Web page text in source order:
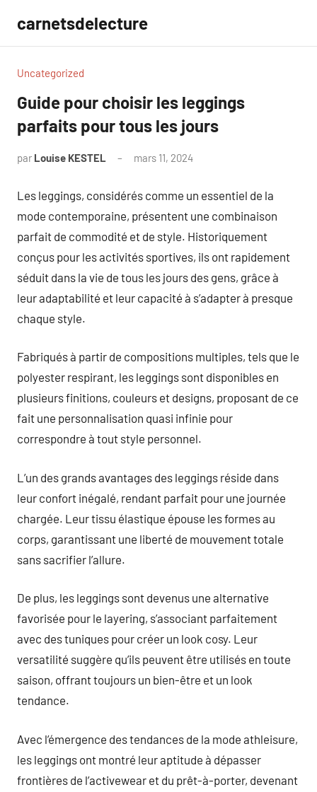
contenu
carnetsdelecture
Uncategorized
Guide pour choisir les leggings
parfaits pour tous les jours
par Louise KESTEL mars 11, 2024
Les leggings, considérés comme un essentiel de la
mode contemporaine, présentent une combinaison
parfait de commodité et de style. Historiquement
conçus pour les activités sportives, ils ont rapidement
séduit dans la vie de tous les jours des gens, grâce à
leur adaptabilité et leur capacité à s’adapter à presque
chaque style.
Fabriqués à partir de compositions multiples, tels que le
polyester respirant, les leggings sont disponibles en
plusieurs finitions, couleurs et designs, proposant de ce
fait une personnalisation quasi infinie pour
correspondre à tout style personnel.
L’un des grands avantages des leggings réside dans
leur confort inégalé, rendant parfait pour une journée
chargée. Leur tissu élastique épouse les formes au
corps, garantissant une liberté de mouvement totale
sans sacrifier l’allure.
De plus, les leggings sont devenus une alternative
favorisée pour le layering, s’associant parfaitement
avec des tuniques pour créer un look cosy. Leur
versatilité suggère qu’ils peuvent être utilisés en toute
saison, offrant toujours un bien-être et un look
tendance.
Avec l’émergence des tendances de la mode athleisure,
les leggings ont montré leur aptitude à dépasser
frontières de l’activewear et du prêt-à-porter, devenant